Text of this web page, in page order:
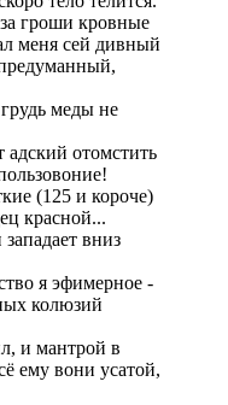
гроши кровные
меня сей дивный
меды не
адский отомстить
(125 и короче)
красной...
вниз
я эфимерное -
колюзий
и мантрой в
ему вони усатой,